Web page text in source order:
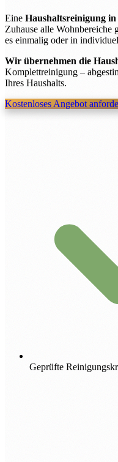
Eine Haushaltsreinigung
Zuhause alle Wohnbereiche
es einmalig oder in
Wir übernehmen die
Komplettreinigung –
Ihres Haushalts.
Kostenloses Angebot
Geprüfte